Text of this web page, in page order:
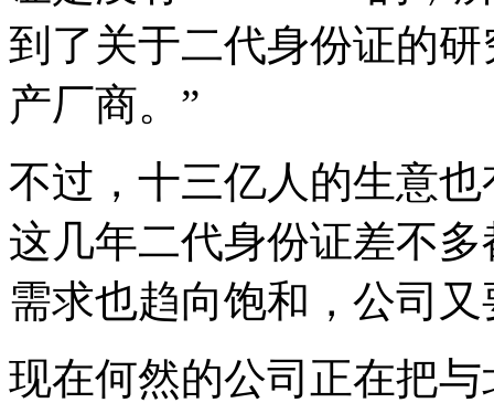
到了关于二代身份证的
产厂商。”
不过，十三亿人的生意
这几年二代身份证差不
需求也趋向饱和，公司
现在何然的公司正在把